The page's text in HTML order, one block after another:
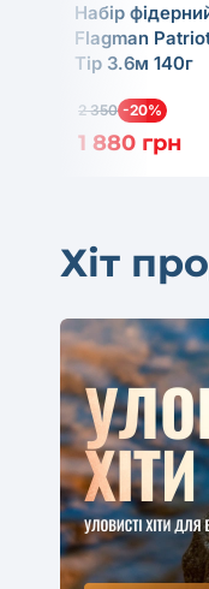
Набір
Flagman
Tip 3.6м 140г
2 350 -20%
1 880 грн
Хіт